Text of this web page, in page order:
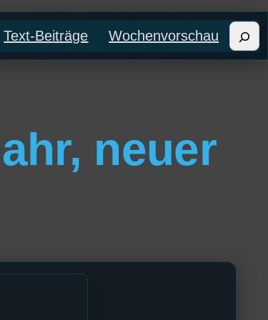
Text-Beiträge Wochenvorschau
neuer